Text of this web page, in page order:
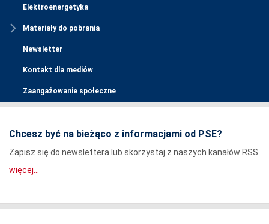
Elektroenergetyka
Materiały do pobrania
Newsletter
Kontakt dla mediów
Zaangażowanie społeczne
Chcesz być na bieżąco z informacjami od PSE?
Zapisz się do newslettera lub skorzystaj z naszych kanałów RSS.
więcej...